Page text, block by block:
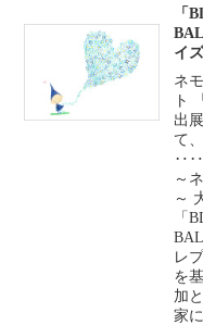
「
イ
ネ
ト
出
て
～
～
「
レ
を
加
家